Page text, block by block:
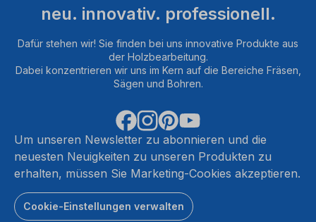
neu. innovativ. professionell.
Dafür stehen wir! Sie finden bei uns innovative Produkte aus
der Holzbearbeitung.
Dabei konzentrieren wir uns im Kern auf die Bereiche Fräsen,
Sägen und Bohren.
Um unseren Newsletter zu abonnieren und die
neuesten Neuigkeiten zu unseren Produkten zu
erhalten, müssen Sie Marketing-Cookies akzeptieren.
Cookie-Einstellungen verwalten